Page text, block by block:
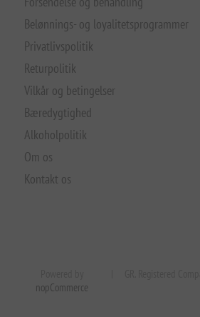
Belønnings- og loyalitetsprogrammer
Privatlivspolitik
Returpolitik
Vilkår og betingelser
Bæredygtighed
Alkoholpolitik
Om os
Kontakt os
nopCommerce
GR. Registered